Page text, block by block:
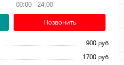
00:00 - 24:00
Позвонить
900 руб.
1700 руб.